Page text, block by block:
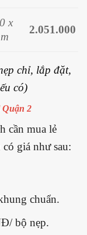
x
2.051.000
chỉ, lắp đặt,
có)
2
cần mua lẻ
giá như sau:
chuẩn.
bộ nẹp.